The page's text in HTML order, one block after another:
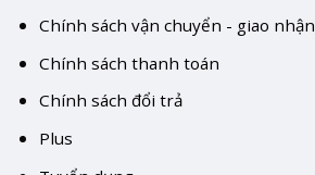
Chính sách vận chuyển - giao nhận
Chính sách thanh toán
Chính sách đổi trả
Plus